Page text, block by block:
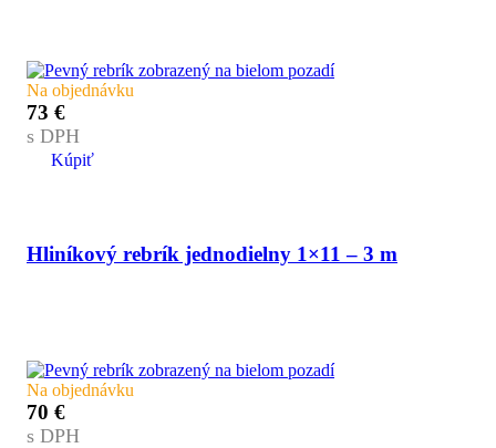
Na objednávku
73 €
s DPH
Kúpiť
Hliníkový rebrík jednodielny 1×11 – 3 m
Na objednávku
70 €
s DPH